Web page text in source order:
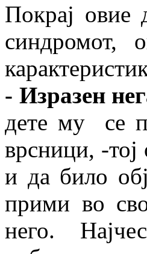
Покрај овие
синдромот,
- Изразен
дете му се
врсници, -
и да било
прими во
него.